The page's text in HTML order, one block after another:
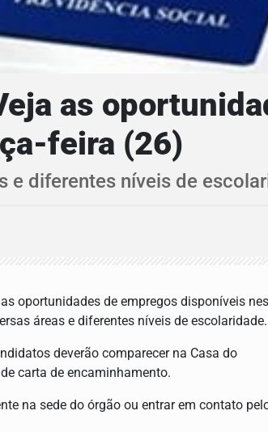
as
feira (26)
e diferentes níveis de
oportunidades de empregos disponíveis
áreas e diferentes níveis de escolaridade.
deverão comparecer na Casa do
carta de encaminhamento.
na sede do órgão ou entrar em contato